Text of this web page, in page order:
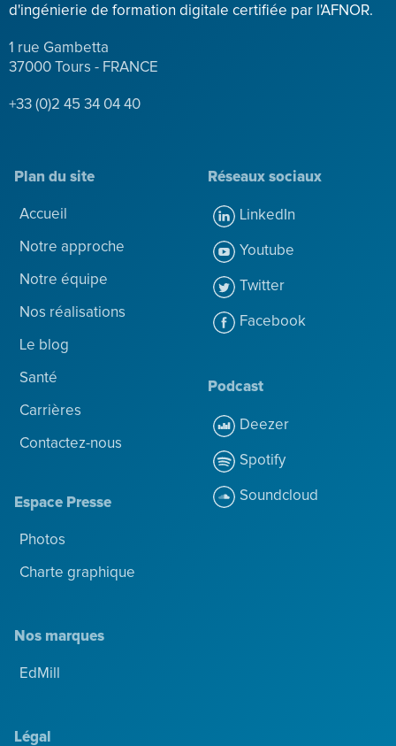
d'ingénierie de formation digitale certifiée par l'AFNOR.
1 rue Gambetta
37000 Tours - FRANCE
+33 (0)2 45 34 04 40
Plan du site
Accueil
Notre approche
Notre équipe
Nos réalisations
Le blog
Santé
Carrières
Contactez-nous
Réseaux sociaux
LinkedIn
Youtube
Twitter
Facebook
Podcast
Deezer
Spotify
Soundcloud
Espace Presse
Photos
Charte graphique
Nos marques
EdMill
Légal